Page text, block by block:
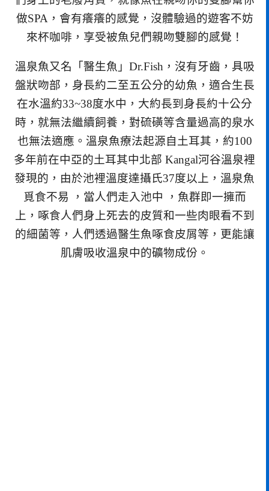
做SPA，會有癢癢的感覺，沒體驗過的遊客不妨
來杯咖啡，享受被魚兒們親吻雙腳的感覺！
溫泉魚又名「醫生魚」Dr.Fish，沒有牙齒，具吸
盤狀吻部，身長約二至五公分的幼魚，適合生長
在水溫約33~38度水中，大約長到身長約十公分
時，就無法繼續飼養，對硫磺等含量過高的泉水
也無法適應。溫泉魚療法起源自土耳其，約100
多年前在中亞的土耳其中北部 Kangal河谷溫泉裡
發現的，由於池裡溫度達攝氏37度以上，溫泉魚
覓食不易 ，當人們走入池中 ，魚群即一擁而
上，啄食人們身上死去的皮質和一些肉眼看不到
的細菌等，人們透過醫生魚啄食皮屑等，更能讓
肌膚吸收溫泉中的礦物成份。